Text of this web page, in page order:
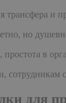
трансфера и
но
в
сотрудникам
для